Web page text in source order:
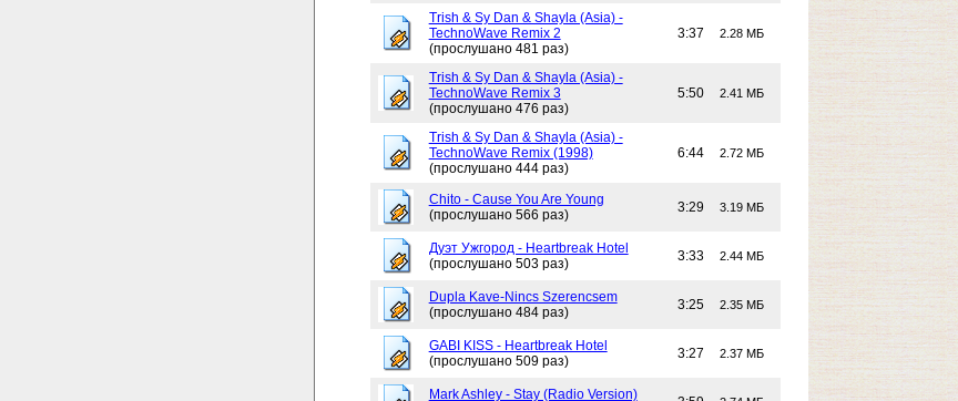
Trish & Sy Dan & Shayla (Asia) -
TechnoWave Remix 2
(прослушано 481 раз)
3:37 2.28 МБ
Trish & Sy Dan & Shayla (Asia) -
TechnoWave Remix 3
(прослушано 476 раз)
5:50 2.41 МБ
Trish & Sy Dan & Shayla (Asia) -
TechnoWave Remix (1998)
(прослушано 444 раз)
6:44 2.72 МБ
Chito - Cause You Are Young
(прослушано 566 раз)
3:29 3.19 МБ
Дуэт Ужгород - Heartbreak Hotel
(прослушано 503 раз)
3:33 2.44 МБ
Dupla Kave-Nincs Szerencsem
(прослушано 484 раз)
3:25 2.35 МБ
GABI KISS - Heartbreak Hotel
(прослушано 509 раз)
3:27 2.37 МБ
Mark Ashley - Stay (Radio Version)